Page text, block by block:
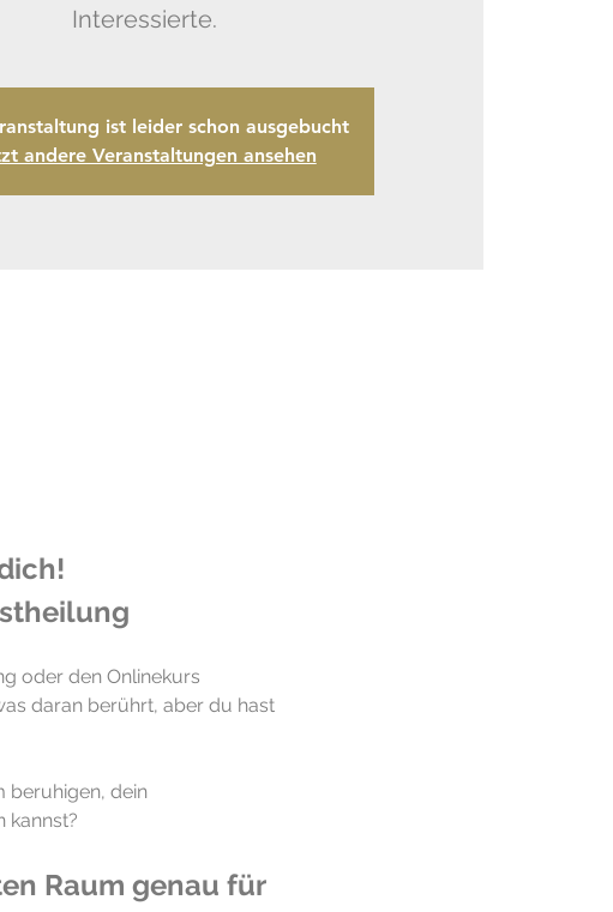
Interessierte.
ist leider schon ausgebucht
andere Veranstaltungen ansehen
oder den Onlinekurs
daran berührt, aber du hast
beruhigen, dein
kannst?
Raum genau für